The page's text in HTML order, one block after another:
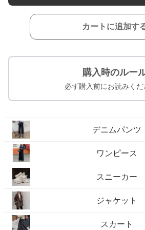
カートに追加す
購入時のルー
必ず購入前にお読みくだ
デニムパンツ
ワンピース
スニーカー
ジャケット
スカート